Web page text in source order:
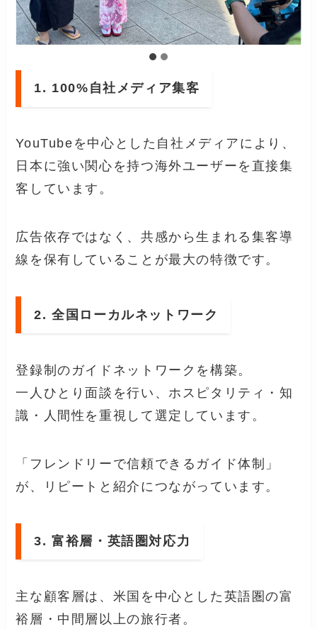
1. 100%自社メディア集客
YouTubeを中心とした自社メディアにより、
日本に強い関心を持つ海外ユーザーを直接集
客しています。
広告依存ではなく、共感から生まれる集客導
線を保有していることが最大の特徴です。
2. 全国ローカルネットワーク
登録制のガイドネットワークを構築。
一人ひとり面談を行い、ホスピタリティ・知
識・人間性を重視して選定しています。
「フレンドリーで信頼できるガイド体制」
が、リピートと紹介につながっています。
3. 富裕層・英語圏対応力
主な顧客層は、米国を中心とした英語圏の富
裕層・中間層以上の旅行者。